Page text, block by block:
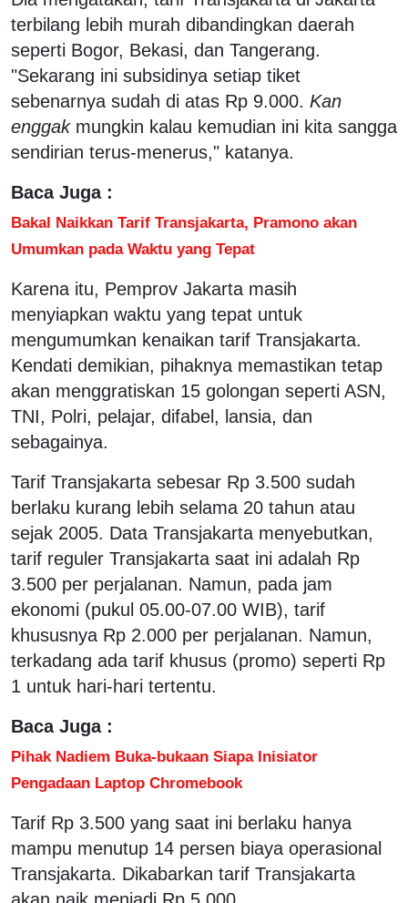
terbilang lebih murah dibandingkan daerah
seperti Bogor, Bekasi, dan Tangerang.
"Sekarang ini subsidinya setiap tiket
sebenarnya sudah di atas Rp 9.000. Kan
enggakmungkin kalau kemudian ini kita sangga
sendirian terus-menerus," katanya.
Baca Juga :
Bakal Naikkan Tarif Transjakarta, Pramono akan
Umumkan pada Waktu yang Tepat
Karena itu, Pemprov Jakarta masih
menyiapkan waktu yang tepat untuk
mengumumkan kenaikan tarif Transjakarta.
Kendati demikian, pihaknya memastikan tetap
akan menggratiskan 15 golongan seperti ASN,
TNI, Polri, pelajar, difabel, lansia, dan
sebagainya.
Tarif Transjakarta sebesar Rp 3.500 sudah
berlaku kurang lebih selama 20 tahun atau
sejak 2005. Data Transjakarta menyebutkan,
tarif reguler Transjakarta saat ini adalah Rp
3.500 per perjalanan. Namun, pada jam
ekonomi (pukul 05.00-07.00 WIB), tarif
khususnya Rp 2.000 per perjalanan. Namun,
terkadang ada tarif khusus (promo) seperti Rp
1 untuk hari-hari tertentu.
Baca Juga :
Pihak Nadiem Buka-bukaan Siapa Inisiator
Pengadaan Laptop Chromebook
Tarif Rp 3.500 yang saat ini berlaku hanya
mampu menutup 14 persen biaya operasional
Transjakarta. Dikabarkan tarif Transjakarta